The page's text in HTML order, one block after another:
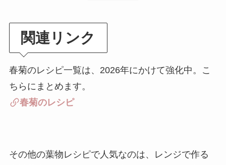
関連リンク
春菊のレシピ一覧は、2026年にかけて強化中。こ
ちらにまとめます。
春菊のレシピ
その他の葉物レシピで人気なのは、レンジで作る